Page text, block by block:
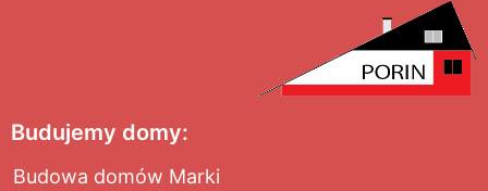
Budujemy domy:
Budowa domów Marki